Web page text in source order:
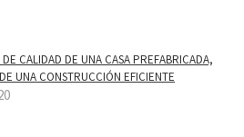
CALIDAD DE UNA CASA PREFABRICADA,
UNA CONSTRUCCIÓN EFICIENTE